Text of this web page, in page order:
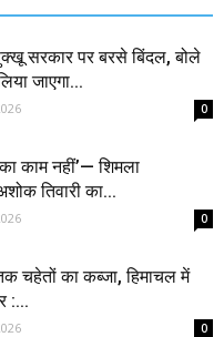
सरकार पर बरसे बिंदल, बोले
जाएगा...
0
काम नहीं’— शिमला
तिवारी का...
0
चहेतों का कब्जा, हिमाचल में
:...
0